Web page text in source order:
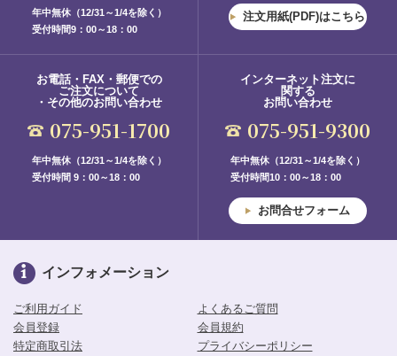
年中無休（12/31～1/4を除く）
受付時間9：00～18：00
注文用紙(PDF)はこちら
お電話・FAX・郵便での
ご注文について
・その他のお問い合わせ
075-951-1700
年中無休（12/31～1/4を除く）
受付時間 9：00～18：00
インターネット注文に
関する
お問い合わせ
075-951-9300
年中無休（12/31～1/4を除く）
受付時間10：00～18：00
お問合せフォーム
インフォメーション
ご利用ガイド
よくあるご質問
会員登録
会員規約
特定商取引法
プライバシーポリシー